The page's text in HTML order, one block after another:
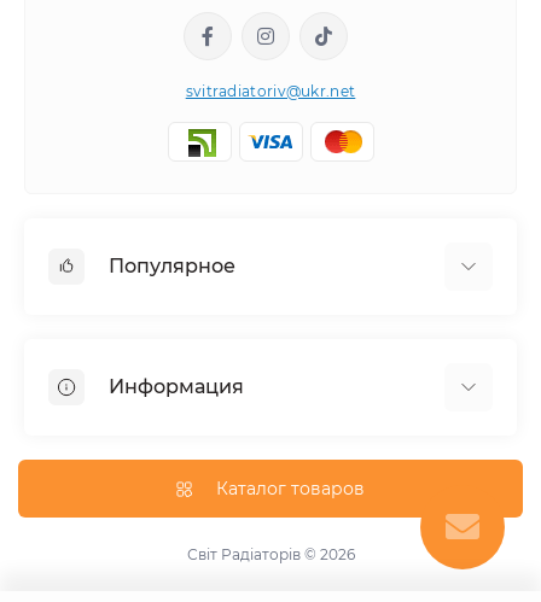
svitradiatoriv@ukr.net
Популярное
Угловой
Внутрипольные конвекторы
Трубчатые радиаторы
Информация
Оплата
Условия обмена и возврата товара
Каталог товаров
Світ Радіаторів © 2026